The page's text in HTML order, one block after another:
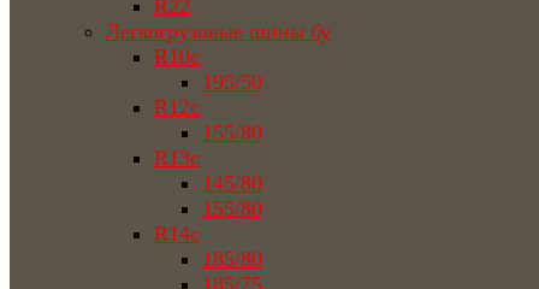
R22
Легкогрузовые шины бу
R10c
195/50
R12c
155/80
R13c
145/80
155/80
R14c
185/80
185/75